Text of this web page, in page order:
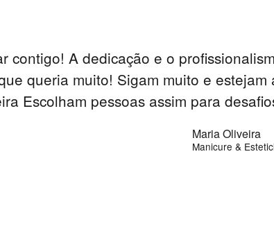
contigo! A dedicação e o
queria muito! Sigam muito e
Escolham pessoas assim para
Maria Oliveira
Manicure &